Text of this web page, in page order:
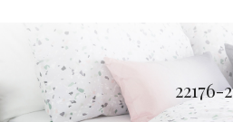
22176-2